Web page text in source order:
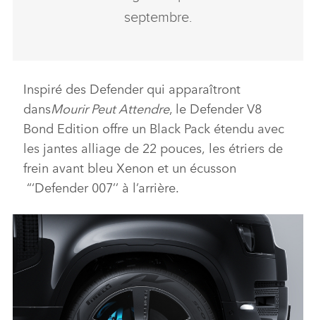
septembre.
Inspiré des Defender qui apparaîtront
dansMourir Peut Attendre, le Defender V8
Bond Edition offre un Black Pack étendu avec
les jantes alliage de 22 pouces, les étriers de
frein avant bleu Xenon et un écusson
“‘Defender 007’’ à l’arrière.